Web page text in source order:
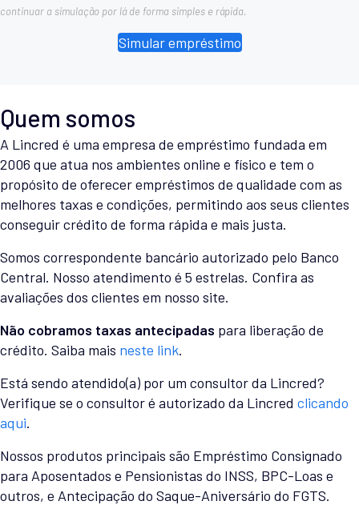
continuar a simulação por lá de forma simples e rápida.
Simular empréstimo
Quem somos
A Lincred é uma empresa de empréstimo fundada em
2006 que atua nos ambientes online e físico e tem o
propósito de oferecer empréstimos de qualidade com as
melhores taxas e condições, permitindo aos seus clientes
conseguir crédito de forma rápida e mais justa.
Somos correspondente bancário autorizado pelo Banco
Central. Nosso atendimento é 5 estrelas. Confira as
avaliações dos clientes em nosso site.
Não cobramos taxas antecipadas para liberação de
crédito. Saiba mais neste link.
Está sendo atendido(a) por um consultor da Lincred?
Verifique se o consultor é autorizado da Lincred clicando
aqui.
Nossos produtos principais são Empréstimo Consignado
para Aposentados e Pensionistas do INSS, BPC-Loas e
outros, e Antecipação do Saque-Aniversário do FGTS.